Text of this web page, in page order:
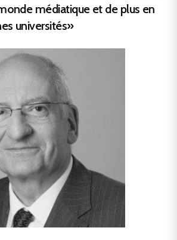
médiatique et de plus en
universités»